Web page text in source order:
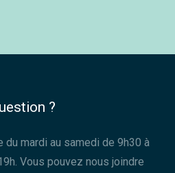
?
mardi au samedi de 9h30 à
Vous pouvez nous joindre